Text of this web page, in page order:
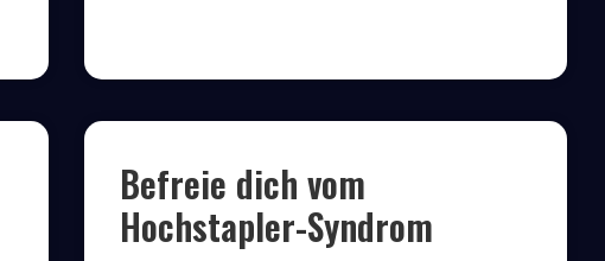
Befreie dich vom
Hochstapler-Syndrom